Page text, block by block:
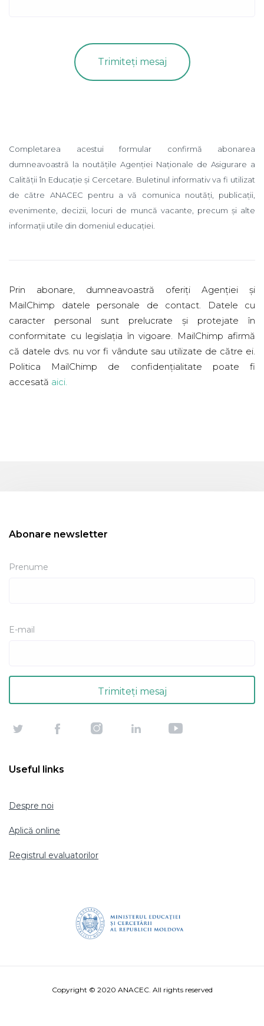
Completarea acestui formular confirmă abonarea
dumneavoastră la noutățile Agenției Naționale de Asigurare a
Calității în Educație și Cercetare. Buletinul informativ va fi utilizat
de către ANACEC pentru a vă comunica noutăți, publicații,
evenimente, decizii, locuri de muncă vacante, precum și alte
informații utile din domeniul educației.
Prin abonare, dumneavoastră oferiți Agenției și
MailChimp datele personale de contact. Datele cu
caracter personal sunt prelucrate și protejate în
conformitate cu legislația în vigoare. MailChimp afirmă
că datele dvs. nu vor fi vândute sau utilizate de către ei.
Politica MailChimp de confidențialitate poate fi
accesată aici.
Abonare newsletter
Prenume
E-mail
Useful links
Despre noi
Aplică online
Registrul evaluatorilor
Copyright © 2020 ANACEC. All rights reserved